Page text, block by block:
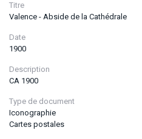
Titre
Valence - Abside de la Cathédrale
Date
1900
Description
CA 1900
Type de document
Iconographie
Cartes postales